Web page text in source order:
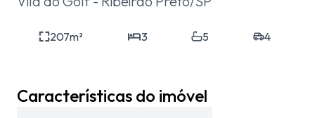
207m² 3 5 4
Características do imóvel